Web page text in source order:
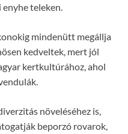
teleken.
mindenütt megállja
kedveltek, mert jól
kertkultúrához, ahol
növeléséhez is,
beporzó rovarok,